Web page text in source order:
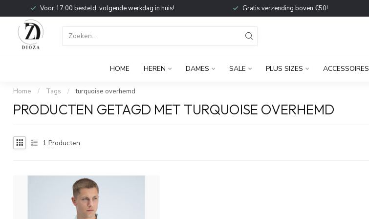
Voor 17:00 besteld, volgende werkdag in huis! Gratis verzending boven €50!
HOME HEREN DAMES SALE PLUS SIZES ACCESSOIRES
Home / Tags / turquoise overhemd
PRODUCTEN GETAGD MET TURQUOISE OVERHEMD
1 Producten